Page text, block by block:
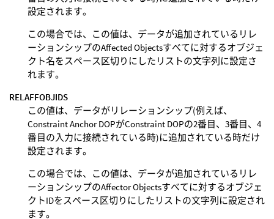
設定されます。
この場合では、この値は、データが追加されているリレ
ーションシップのAffected Objectsすべてに対するオブジェ
クト名をスペース区切りにしたリストの文字列に設定さ
れます。
RELAFFOBJIDS
この値は、データがリレーションシップ(例えば、
Constraint Anchor DOPがConstraint DOPの2番目、3番目、4
番目の入力に接続されている時)に追加されている時だけ
設定されます。
この場合では、この値は、データが追加されているリレ
ーションシップのAffector Objectsすべてに対するオブジェ
クトIDをスペース区切りにしたリストの文字列に設定され
ます。